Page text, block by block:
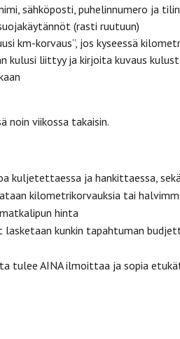
sähköposti, puhelinnumero ja
(rasti ruutuun)
km-korvaus”, jos kyseessä
kulusi liittyy ja kirjoita kuvaus
noin viikossa takaisin.
kuljetettaessa ja hankittaessa,
kilometrikorvauksia tai
hinta
lasketaan kunkin tapahtuman
tulee AINA ilmoittaa ja sopia